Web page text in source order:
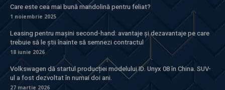
Care este cea mai bună mandolină pentru feliat?
1 noiembrie 2025
Leasing pentru mașini second-hand: avantaje și dezavantaje pe care
trebuie să le știi înainte să semnezi contractul
18 iunie 2026
Volkswagen dă startul producției modelului ID. Unyx 08 în China. SUV-
ul a fost dezvoltat în numai doi ani.
27 martie 2026